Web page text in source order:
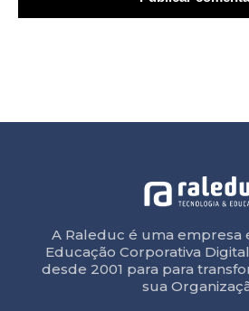
A Raleduc é uma empresa
Educação Corporativa
desde 2001 para para
sua